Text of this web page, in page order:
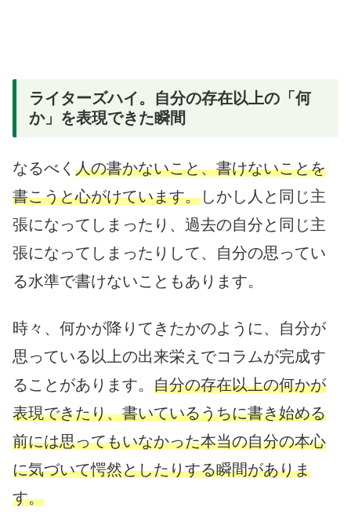
ライターズハイ。自分の存在以上の「何
か」を表現できた瞬間
なるべく 人の書かないこと、書けないことを
書こうと心がけています。しかし人と同じ主
張になってしまったり、過去の自分と同じ主
張になってしまったりして、自分の思ってい
る水準で書けないこともあります。
時々、何かが降りてきたかのように、自分が
思っている以上の出来栄えでコラムが完成す
ることがあります。 自分の存在以上の何かが
表現できたり、書いているうちに書き始める
前には思ってもいなかった本当の自分の本心
に気づいて愕然としたりする瞬間がありま
す。